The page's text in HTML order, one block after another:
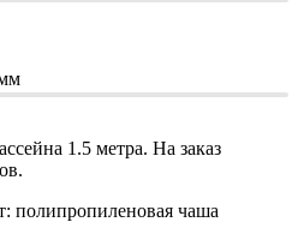
1.5 метра. На заказ
полипропиленовая чаша